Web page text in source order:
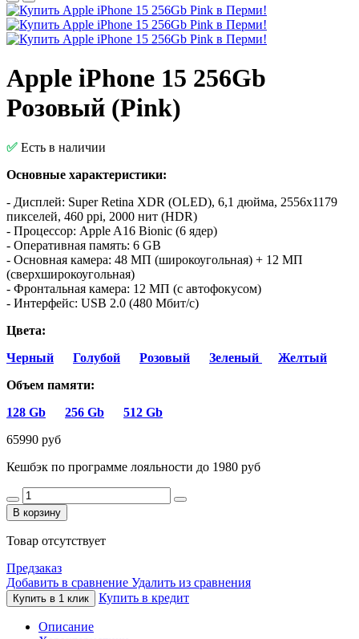
Apple iPhone 15 256Gb
Розовый (Pink)
✅ Есть в наличии
Основные характеристики:
- Дисплей: Super Retina XDR (OLED), 6,1 дюйма, 2556x1179
пикселей, 460 ppi, 2000 нит (HDR)
- Процессор: Apple A16 Bionic (6 ядер)
- Оперативная память: 6 GB
- Основная камера: 48 МП (широкоугольная) + 12 МП
(сверхширокоугольная)
- Фронтальная камера: 12 МП (с автофокусом)
- Интерфейс: USB 2.0 (480 Мбит/с)
Цвета:
Черный
Голубой Розовый Зеленый
Желтый
Объем памяти:
128 Gb
256 Gb
512 Gb
65990 руб
Кешбэк по программе лояльности до 1980 руб
В корзину
Товар отсутствует
Предзаказ
Добавить в сравнение Удалить из сравнения
Купить в 1 клик Купить в кредит
Описание